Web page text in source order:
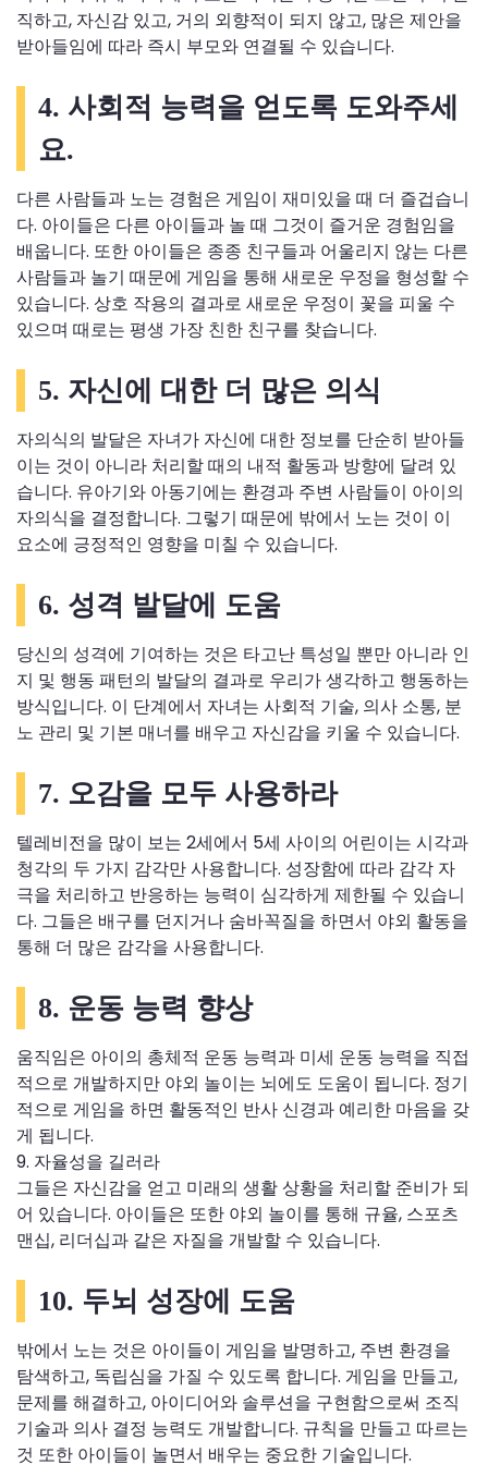
직하고, 자신감 있고, 거의 외향적이 되지 않고, 많은 제안을
받아들임에 따라 즉시 부모와 연결될 수 있습니다.
4. 사회적 능력을 얻도록 도와주세
요.
다른 사람들과 노는 경험은 게임이 재미있을 때 더 즐겁습니
다. 아이들은 다른 아이들과 놀 때 그것이 즐거운 경험임을
배웁니다. 또한 아이들은 종종 친구들과 어울리지 않는 다른
사람들과 놀기 때문에 게임을 통해 새로운 우정을 형성할 수
있습니다. 상호 작용의 결과로 새로운 우정이 꽃을 피울 수
있으며 때로는 평생 가장 친한 친구를 찾습니다.
5. 자신에 대한 더 많은 의식
자의식의 발달은 자녀가 자신에 대한 정보를 단순히 받아들
이는 것이 아니라 처리할 때의 내적 활동과 방향에 달려 있
습니다. 유아기와 아동기에는 환경과 주변 사람들이 아이의
자의식을 결정합니다. 그렇기 때문에 밖에서 노는 것이 이
요소에 긍정적인 영향을 미칠 수 있습니다.
6. 성격 발달에 도움
당신의 성격에 기여하는 것은 타고난 특성일 뿐만 아니라 인
지 및 행동 패턴의 발달의 결과로 우리가 생각하고 행동하는
방식입니다. 이 단계에서 자녀는 사회적 기술, 의사 소통, 분
노 관리 및 기본 매너를 배우고 자신감을 키울 수 있습니다.
7. 오감을 모두 사용하라
텔레비전을 많이 보는 2세에서 5세 사이의 어린이는 시각과
청각의 두 가지 감각만 사용합니다. 성장함에 따라 감각 자
극을 처리하고 반응하는 능력이 심각하게 제한될 수 있습니
다. 그들은 배구를 던지거나 숨바꼭질을 하면서 야외 활동을
통해 더 많은 감각을 사용합니다.
8. 운동 능력 향상
움직임은 아이의 총체적 운동 능력과 미세 운동 능력을 직접
적으로 개발하지만 야외 놀이는 뇌에도 도움이 됩니다. 정기
적으로 게임을 하면 활동적인 반사 신경과 예리한 마음을 갖
게 됩니다.
9. 자율성을 길러라
그들은 자신감을 얻고 미래의 생활 상황을 처리할 준비가 되
어 있습니다. 아이들은 또한 야외 놀이를 통해 규율, 스포츠
맨십, 리더십과 같은 자질을 개발할 수 있습니다.
10. 두뇌 성장에 도움
밖에서 노는 것은 아이들이 게임을 발명하고, 주변 환경을
탐색하고, 독립심을 가질 수 있도록 합니다. 게임을 만들고,
문제를 해결하고, 아이디어와 솔루션을 구현함으로써 조직
기술과 의사 결정 능력도 개발합니다. 규칙을 만들고 따르는
것 또한 아이들이 놀면서 배우는 중요한 기술입니다.